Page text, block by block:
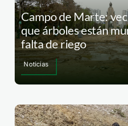
Campo de Marte:
que árboles están
falta de riego
Noticias